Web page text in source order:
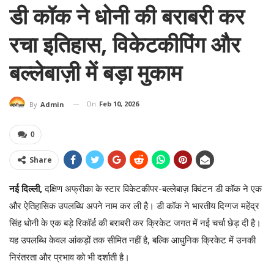
डी कॉक ने धोनी की बराबरी कर
रचा इतिहास, विकेटकीपिंग और
बल्लेबाज़ी में बड़ा मुकाम
By Admin On Feb 10, 2026
0
Share
नई दिल्ली,दक्षिण अफ्रीका के स्टार विकेटकीपर-बल्लेबाज़ क्विंटन डी कॉक ने एक
और ऐतिहासिक उपलब्धि अपने नाम कर ली है। डी कॉक ने भारतीय दिग्गज महेंद्र
सिंह धोनी के एक बड़े रिकॉर्ड की बराबरी कर क्रिकेट जगत में नई चर्चा छेड़ दी है।
यह उपलब्धि केवल आंकड़ों तक सीमित नहीं है, बल्कि आधुनिक क्रिकेट में उनकी
निरंतरता और प्रभाव को भी दर्शाती है।